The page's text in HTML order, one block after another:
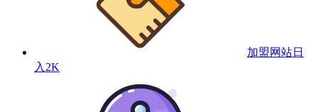
加盟网站日
入2K